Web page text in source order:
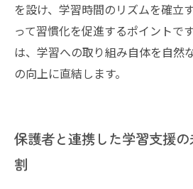
を設け、学習時間のリズムを確立
って習慣化を促進するポイントで
は、学習への取り組み自体を自然
の向上に直結します。
保護者と連携した学習支援
割